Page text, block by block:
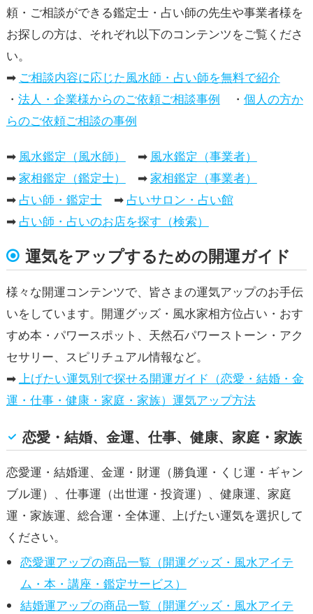
頼・ご相談ができる鑑定士・占い師の先生や事業者様を
お探しの方は、それぞれ以下のコンテンツをご覧くださ
い。
➡ ご相談内容に応じた風水師・占い師を無料で紹介
・ 法人・企業様からのご依頼ご相談事例 ・ 個人の方か
らのご依頼ご相談の事例
➡ 風水鑑定（風水師） ➡ 風水鑑定（事業者）
➡ 家相鑑定（鑑定士） ➡ 家相鑑定（事業者）
➡ 占い師・鑑定士➡ 占いサロン・占い館
➡ 占い師・占いのお店を探す（検索）
運気をアップするための開運ガイド
様々な開運コンテンツで、皆さまの運気アップのお手伝
いをしています。開運グッズ・風水家相方位占い・おす
すめ本・パワースポット、天然石パワーストーン・アク
セサリー、スピリチュアル情報など。
➡上げたい運気別で探せる開運ガイド（恋愛・結婚・金
運・仕事・健康・家庭・家族）運気アップ方法
恋愛・結婚、金運、仕事、健康、家庭・家族
恋愛運・結婚運、金運・財運（勝負運・くじ運・ギャン
ブル運）、仕事運（出世運・投資運）、健康運、家庭
運・家族運、総合運・全体運、上げたい運気を選択して
ください。
恋愛運アップの商品一覧（開運グッズ・風水アイテ
ム・本・講座・鑑定サービス）
結婚運アップの商品一覧（開運グッズ・風水アイテ